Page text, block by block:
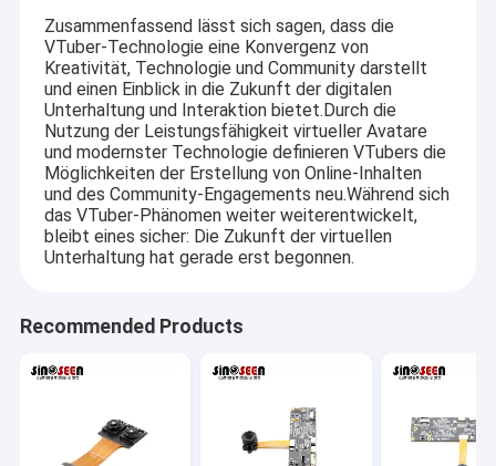
Zusammenfassend lässt sich sagen, dass die
VTuber-Technologie eine Konvergenz von
Kreativität, Technologie und Community darstellt
und einen Einblick in die Zukunft der digitalen
Unterhaltung und Interaktion bietet.Durch die
Nutzung der Leistungsfähigkeit virtueller Avatare
und modernster Technologie definieren VTubers die
Möglichkeiten der Erstellung von Online-Inhalten
und des Community-Engagements neu.Während sich
das VTuber-Phänomen weiter weiterentwickelt,
bleibt eines sicher: Die Zukunft der virtuellen
Unterhaltung hat gerade erst begonnen.
Recommended Products